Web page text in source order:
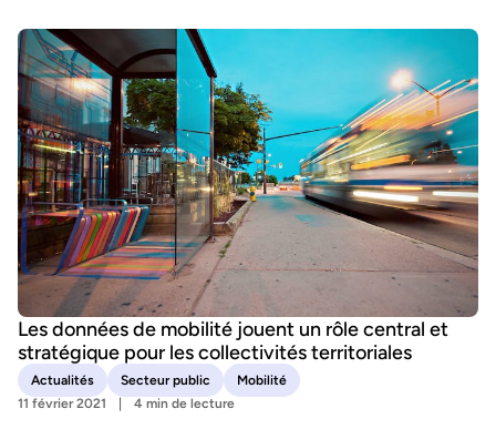
Les données de mobilité jouent un rôle central et
stratégique pour les collectivités territoriales
Actualités Secteur public
Mobilité
11 février 2021
4 min de lecture